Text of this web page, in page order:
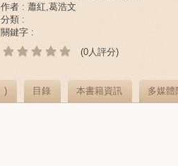
作者 : 蕭紅,葛浩文
分類 :
關鍵字 :
(0人評分)
) 目錄 本書籍資訊 多媒體